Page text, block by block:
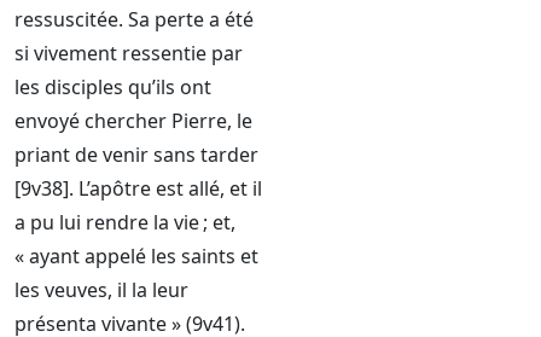
ressuscitée. Sa perte a été
si vivement ressentie par
les disciples qu’ils ont
envoyé chercher Pierre, le
priant de venir sans tarder
[9v38]. L’apôtre est allé, et il
a pu lui rendre la vie ; et,
« ayant appelé les saints et
les veuves, il la leur
présenta vivante » (9v41).